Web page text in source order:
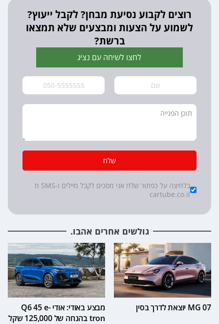
רוצים לקבוע נסיעת מבחן? לקבל ייעוץ?
לשמוע על הצעות ומבצעים שלא תמצאו
ברשת?
לחצו לשיחה עם נציג
שלח
Checkboxes
*
בלחיצה על כפתור שלח אני מסכים לקבל מיילים ו-SMS מ
cartube.co.il
גולשים אחרים אהבו.
MG 07 יוצאת לדרך בסין
מבצע באודי: אודי Q6 45 e-
tron בהנחה של 125,000 שקל